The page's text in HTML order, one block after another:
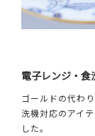
電子レンジ・食
ゴールドの代わ
洗機対応のアイ
した。